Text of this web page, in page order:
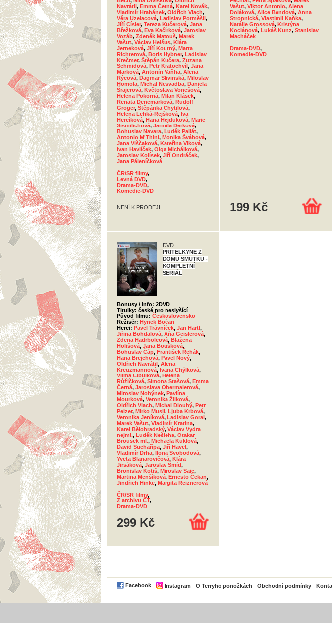
Navrátil, Emma Černá, Karel Novák,
Vladimír Hrabánek, Oldřich Vlach,
Věra Uzelacová, Ladislav Potměšil,
Jiří Císler, Tereza Kučerová, Jana
Břežková, Eva Kačírková, Jaroslav
Vozáb, Zdeněk Matouš, Marek
Vašut, Václav Helšus, Klára
Jerneková, Jiří Koutný, Marta
Richterová, Boris Hybner, Ladislav
Krečmer, Štěpán Kučera, Zuzana
Schmidová, Petr Kratochvíl, Jana
Marková, Antonín Vaňha, Alena
Rýcová, Dagmar Slivinská, Miloslav
Homola, Michal Nesvadba, Daniela
Šrajerová, Květoslava Vonešová,
Helena Pokorná, Milan Klásek,
Renata Denemarková, Rudolf
Gröger, Štěpánka Chytilová,
Helena Lehká-Rejšková, Iva
Hercíková, Hana Hejduková, Marie
Sismilichová, Jarmila Derková,
Bohuslav Navara, Luděk Pallát,
Antonio M'Thini, Monika Švábová,
Jana Viščaková, Kateřina Vlková,
Ivan Havlíček, Olga Michálková,
Jaroslav Kolísek, Jiří Ondráček,
Jana Páleníčková
ČR/SR filmy,
Levná DVD,
Drama-DVD,
Komedie-DVD
NENÍ K PRODEJI
Vašut, Viktor Antonio, Alena
Doláková, Alice Bendová, Anna
Stropnická, Vlastimil Kaňka,
Natálie Grossová, Kristýna
Kociánová, Lukáš Kunz, Stanislav
Macháček
Drama-DVD,
Komedie-DVD
199 Kč
DVD
PŘÍTELKYNĚ Z
DOMU SMUTKU -
KOMPLETNÍ
SERIÁL
Bonusy / info: 2DVD
Titulky: české pro neslyšící
Původ filmu: Československo
Režisér: Hynek Bočan
Herci: Pavel Trávníček, Jan Hartl,
Jiřina Bohdalová, Aňa Geislerová,
Zdena Hadrbolcová, Blažena
Holišová, Jana Boušková,
Bohuslav Čáp, František Řehák,
Hana Brejchová, Pavel Nový,
Oldřich Navrátil, Alena
Kreuzmannová, Ivana Chýlková,
Vilma Cibulková, Helena
Růžičková, Simona Stašová, Emma
Černá, Jaroslava Obermaierová,
Miroslav Nohýnek, Pavlína
Mourková, Veronika Žilková,
Oldřich Vlach, Michal Dlouhý, Petr
Pelzer, Mirko Musil, Ljuba Krbová,
Veronika Jeníková, Ladislav Goral,
Marek Vašut, Vladimír Kratina,
Karel Bělohradský, Václav Vydra
nejml., Luděk Nešleha, Otakar
Brousek ml., Michaela Kuklová,
David Suchařípa, Jiří Havel,
Vladimír Drha, Ilona Svobodová,
Yveta Blanarovičová, Klára
Jirsáková, Jaroslav Šmíd,
Bronislav Kotiš, Miroslav Saic,
Martina Menšíková, Ernesto Čekan,
Jindřich Hinke, Margita Reiznerová
ČR/SR filmy,
Z archivu ČT,
Drama-DVD
299 Kč
Facebook Instagram O Terryho ponožkách Obchodní podmínky
PayPal